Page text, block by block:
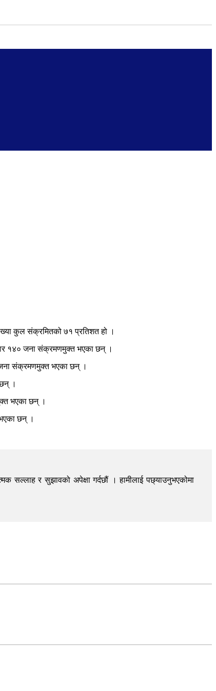
कुल संक्रमितको ७१ प्रतिशत हो ।
१४० जना संक्रमणमुक्त भएका छन् ।
संक्रमणमुक्त भएका छन् ।
।
भएका छन् ।
छन् ।
सल्लाह र सुझावको अपेक्षा गर्दछौं । हामीलाई पछ्याउनुभएकोमा